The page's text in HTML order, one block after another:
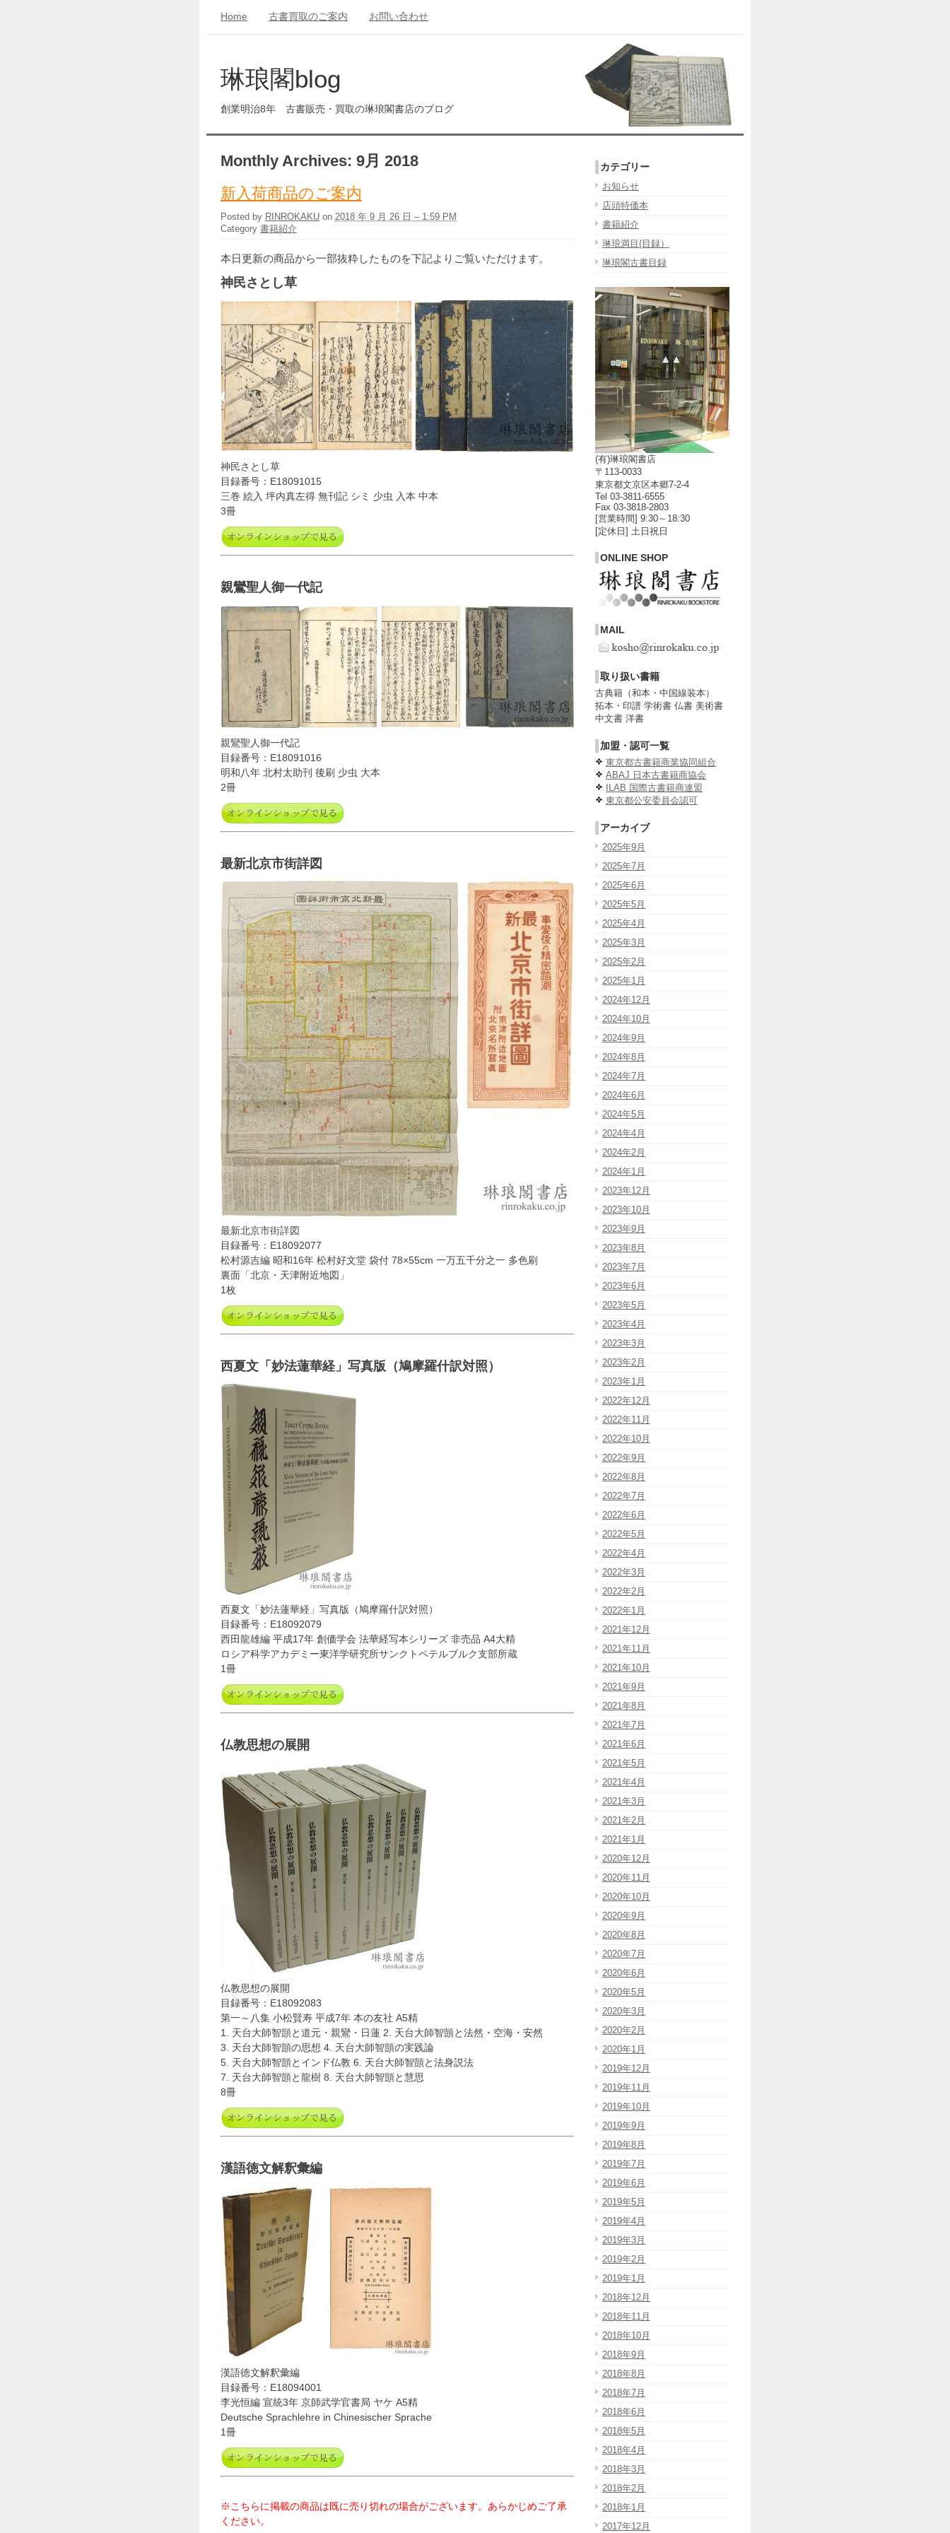
Home 古書買取のご案内 お問い合わせ
琳琅閣blog
創業明治8年 古書販売・買取の琳琅閣書店のブログ
Monthly Archives: 9月 2018
新入荷商品のご案内
Posted by RINROKAKU on 2018 年 9 月 26 日 – 1:59 PM
Category 書籍紹介
本日更新の商品から一部抜粋したものを下記よりご覧いただけます。
神民さとし草
神民さとし草
目録番号：E18091015
三巻 絵入 坪内真左得 無刊記 シミ 少虫 入本 中本
3冊
親鸞聖人御一代記
親鸞聖人御一代記
目録番号：E18091016
明和八年 北村太助刊 後刷 少虫 大本
2冊
最新北京市街詳図
最新北京市街詳図
目録番号：E18092077
松村源吉編 昭和16年 松村好文堂 袋付 78×55cm 一万五千分之一 多色刷
裏面「北京・天津附近地図」
1枚
西夏文「妙法蓮華経」写真版（鳩摩羅什訳対照）
西夏文「妙法蓮華経」写真版（鳩摩羅什訳対照）
目録番号：E18092079
西田龍雄編 平成17年 創価学会 法華経写本シリーズ 非売品 A4大精
ロシア科学アカデミー東洋学研究所サンクトペテルブルク支部所蔵
1冊
仏教思想の展開
仏教思想の展開
目録番号：E18092083
第一～八集 小松賢寿 平成7年 本の友社 A5精
1. 天台大師智顗と道元・親鸞・日蓮 2. 天台大師智顗と法然・空海・安然
3. 天台大師智顗の思想 4. 天台大師智顗の実践論
5. 天台大師智顗とインド仏教 6. 天台大師智顗と法身説法
7. 天台大師智顗と龍樹 8. 天台大師智顗と慧思
8冊
漢語徳文解釈彙編
漢語徳文解釈彙編
目録番号：E18094001
李光恒編 宣統3年 京師武学官書局 ヤケ A5精
Deutsche Sprachlehre in Chinesischer Sprache
1冊
※こちらに掲載の商品は既に売り切れの場合がございます。あらかじめご了承
ください。
カテゴリー
お知らせ
店頭特価本
書籍紹介
琳琅満目(目録）
琳琅閣古書目録
(有)琳琅閣書店
〒113-0033
東京都文京区本郷7-2-4
Tel 03-3811-6555
Fax 03-3818-2803
[営業時間] 9:30～18:30
[定休日] 土日祝日
ONLINE SHOP
MAIL
取り扱い書籍
古典籍（和本・中国線装本）
拓本・印譜 学術書 仏書 美術書
中文書 洋書
加盟・認可一覧
東京都古書籍商業協同組合
ABAJ 日本古書籍商協会
ILAB 国際古書籍商連盟
東京都公安委員会認可
アーカイブ
2025年9月
2025年7月
2025年6月
2025年5月
2025年4月
2025年3月
2025年2月
2025年1月
2024年12月
2024年10月
2024年9月
2024年8月
2024年7月
2024年6月
2024年5月
2024年4月
2024年2月
2024年1月
2023年12月
2023年10月
2023年9月
2023年8月
2023年7月
2023年6月
2023年5月
2023年4月
2023年3月
2023年2月
2023年1月
2022年12月
2022年11月
2022年10月
2022年9月
2022年8月
2022年7月
2022年6月
2022年5月
2022年4月
2022年3月
2022年2月
2022年1月
2021年12月
2021年11月
2021年10月
2021年9月
2021年8月
2021年7月
2021年6月
2021年5月
2021年4月
2021年3月
2021年2月
2021年1月
2020年12月
2020年11月
2020年10月
2020年9月
2020年8月
2020年7月
2020年6月
2020年5月
2020年3月
2020年2月
2020年1月
2019年12月
2019年11月
2019年10月
2019年9月
2019年8月
2019年7月
2019年6月
2019年5月
2019年4月
2019年3月
2019年2月
2019年1月
2018年12月
2018年11月
2018年10月
2018年9月
2018年8月
2018年7月
2018年6月
2018年5月
2018年4月
2018年3月
2018年2月
2018年1月
2017年12月